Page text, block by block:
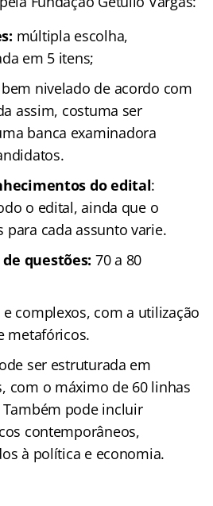
múltipla escolha,
em 5 itens;
bem nivelado de acordo com
assim, costuma ser
banca examinadora
do edital:
o edital, ainda que o
para cada assunto varie.
questões: 70 a 80
complexos, com a utilização
metafóricos.
ser estruturada em
com o máximo de 60 linhas
pode incluir
contemporâneos,
à política e economia.